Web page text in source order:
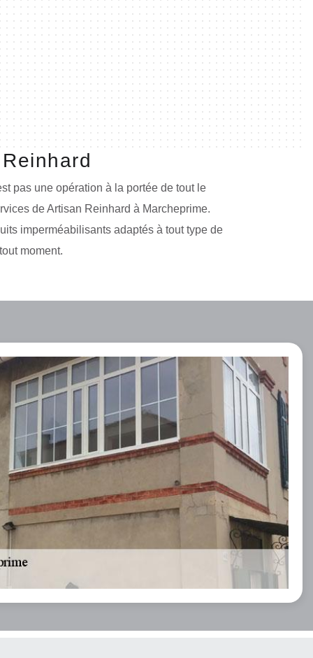
pas une opération à la portée de tout le
de Artisan Reinhard à Marcheprime.
imperméabilisants adaptés à tout type de
moment.